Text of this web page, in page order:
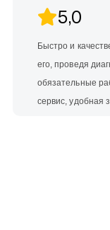
5,0
Быстро и
его, проведя
обязательные
сервис, удобная